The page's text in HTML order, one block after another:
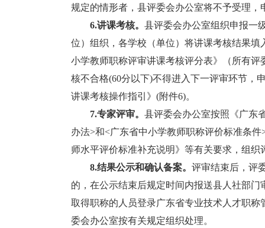
规定的情形者，县评委会办公室将不予受理
6.讲课考核。 县评委会办公室组织申报一
位）组织，各学校（单位）将讲课考核结果
小学教师职称评审讲课考核评分表》（所有
核不合格(60分以下)不得进入下一评审环节，
讲课考核操作指引》(附件6)。
7.专家评审。 县评委会办公室按照《广东
办法>和<广东省中小学教师职称评价标准条
师水平评价标准补充说明》等有关要求，组
8.结果公示和确认备案。 评审结束后，评
的，在公示结束后规定时间内报送县人社部
取得职称的人员登录广东省专业技术人才职
委会办公室按有关规定组织处理。